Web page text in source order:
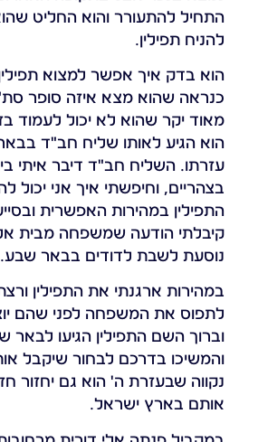
התחיל להתעורר והוא החליט
להניח תפילין.
הוא בדק איך אפשר למצוא
כנראה שהוא מצא איזה סופר
מאוד יקר שהוא לא יכול לעמוד
הוא הגיע לאותו שליח חב"ד
עזרתו. השליח חב"ד דיבר איתי
בצהריים, וחיפשתי איך אני יכול
התפילין במהירות האפשרית
קיבלתי הודעה שמשפחה מבית
נוסעת לשבת לדודים בבאר שבע.
במהירות ארגנתי את התפילין
לתפוס את המשפחה לפני שהם
וברוך השם התפילין הגיעו לבאר
והמשיכו בדרכם לבחור שיקבל
נקווה שבעזרת ה' הוא גם יחזור
אותם בארץ ישראל.